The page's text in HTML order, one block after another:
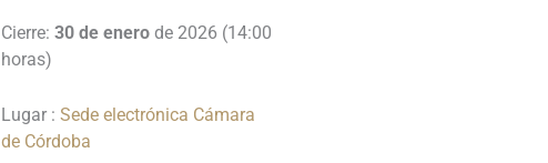
Cierre:30 de enero de 2026 (14:00
horas)
Lugar :Sede electrónica Cámara
de Córdoba